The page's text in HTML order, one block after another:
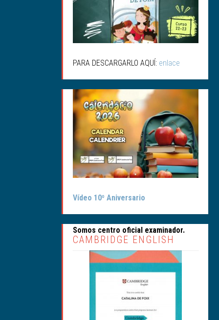
PARA DESCARGARLO AQUÍ: enlace
CALENDARIO SALUDABLE
Vídeo 10º Aniversario
CAMBRIDGE ENGLISH
Somos centro oficial examinador.